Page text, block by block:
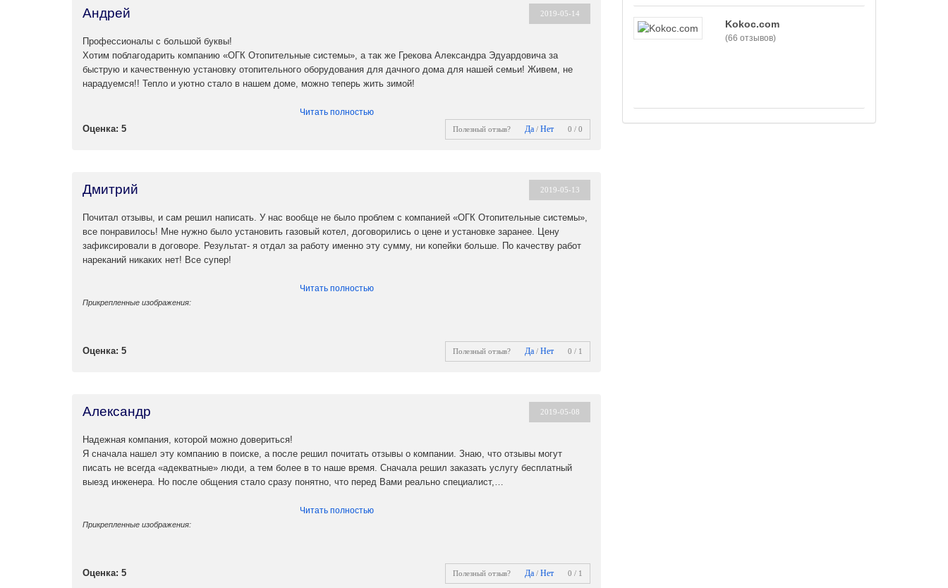
Андрей
Профессионалы с большой буквы!
Хотим поблагодарить компанию «ОГК Отопительные системы», а так же Грекова Александра Эдуардовича за
быструю и качественную установку отопительного оборудования для дачного дома для нашей семьи! Живем, не
нарадуемся!! Тепло и уютно стало в нашем доме, можно теперь жить зимой!
Читать полностью
Оценка: 5 Полезный отзыв? Да / Нет 0 / 0
2019-05-14
Дмитрий
Почитал отзывы, и сам решил написать. У нас вообще не было проблем с компанией «ОГК Отопительные системы»,
все понравилось! Мне нужно было установить газовый котел, договорились о цене и установке заранее. Цену
зафиксировали в договоре. Результат- я отдал за работу именно эту сумму, ни копейки больше. По качеству работ
нареканий никаких нет! Все супер!
Читать полностью
Прикрепленные изображения:
Оценка: 5 Полезный отзыв? Да / Нет 0 / 1
2019-05-13
Александр
Надежная компания, которой можно довериться!
Я сначала нашел эту компанию в поиске, а после решил почитать отзывы о компании. Знаю, что отзывы могут
писать не всегда «адекватные» люди, а тем более в то наше время. Сначала решил заказать услугу бесплатный
выезд инженера. Но после общения стало сразу понятно, что перед Вами реально специалист,…
Читать полностью
Прикрепленные изображения:
Оценка: 5 Полезный отзыв? Да / Нет 0 / 1
2019-05-08
Kokoc.com
(66 отзывов)